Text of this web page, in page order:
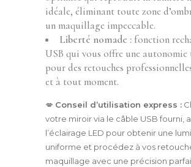
idéale, éliminant toute zone
un maquillage impeccable.
Liberté nomade : fonction
USB qui vous offre une
pour des retouches
et à tout moment.
💋 Conseil d’utilisation express :
votre miroir via le câble USB fourni,
l’éclairage LED pour obtenir une
uniforme et procédez à vos
maquillage avec une précision